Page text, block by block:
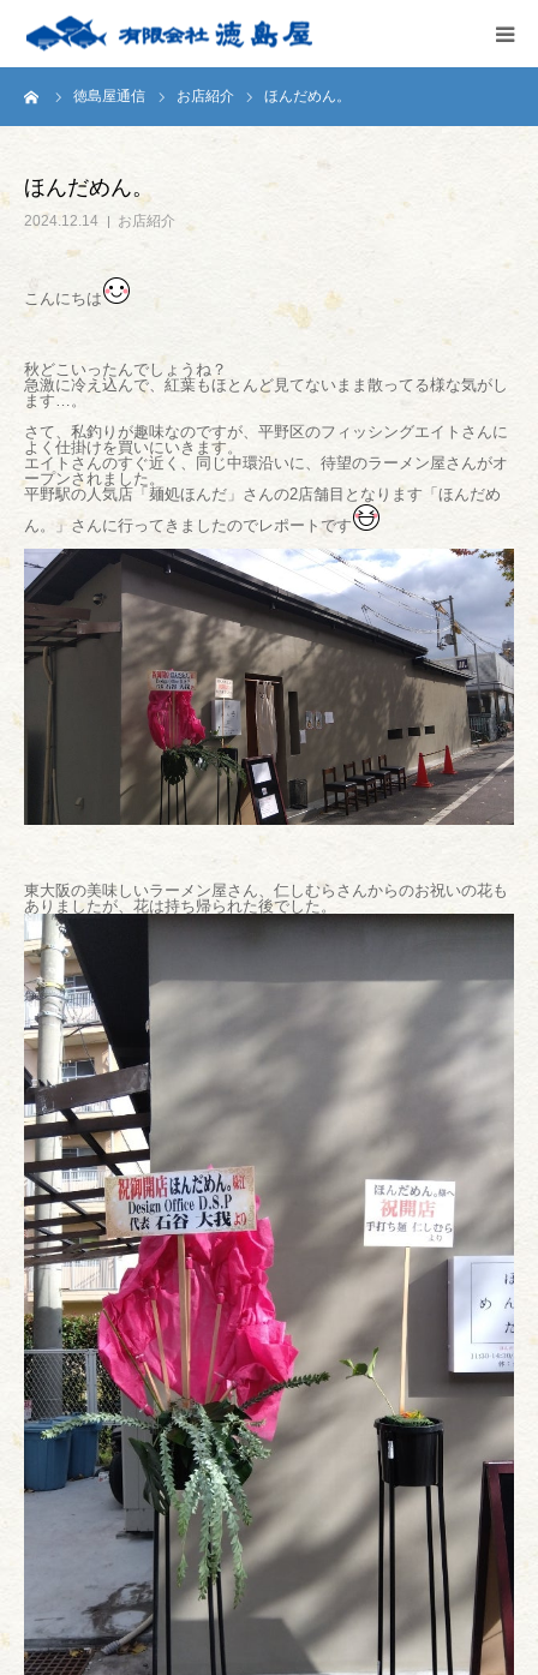
徳島屋通信 お店紹介 ほんだめん。
ほんだめん。
2024.12.14 お店紹介
こんにちは
秋どこいったんでしょうね？
急激に冷え込んで、紅葉もほとんど見てないまま散ってる様な気がし
ます…。
さて、私釣りが趣味なのですが、平野区のフィッシングエイトさんに
よく仕掛けを買いにいきます。
エイトさんのすぐ近く、同じ中環沿いに、待望のラーメン屋さんがオ
ープンされました。
平野駅の人気店「麺処ほんだ」さんの2店舗目となります「ほんだめ
ん。」さんに行ってきましたのでレポートです
東大阪の美味しいラーメン屋さん、仁しむらさんからのお祝いの花も
ありましたが、花は持ち帰られた後でした。
HOME
テストキッチン
商品案内
お問い合わせ